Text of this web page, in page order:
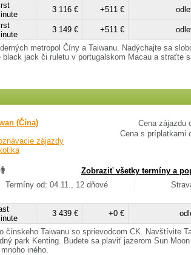
3 116 € +511 €
3 149 € +511 €
metropol Číny a Taiwanu. Nadýchajte sa
black jack či ruletu v portugalskom Macau a straťte
Cena zájazdu
Cena s príplatkami
(Čína)
zájazdy
Zobraziť všetky termíny a
Termíny od: 04.11., 12 dňové
3 439 € +0 €
čínskeho Taiwanu so sprievodcom CK. Navštívite
park Kenting. Budete sa plaviť jazerom Sun
iného.